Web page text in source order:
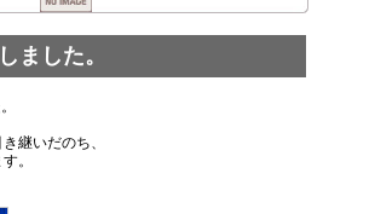
ました。
継いだのち、
。